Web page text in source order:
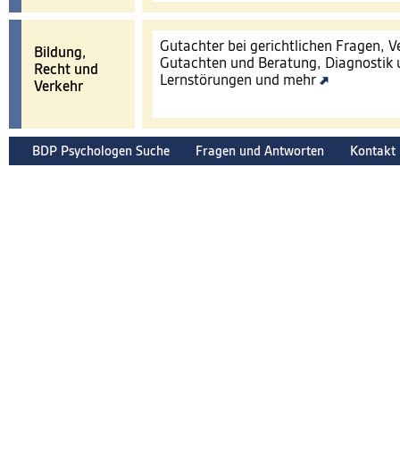
Bildung,
Recht und
Verkehr
Gutachter bei gerichtlichen Fragen,
Gutachten und Beratung, Diagnostik
Lernstörungen und mehr
BDP Psychologen Suche Fragen und Antworten Kontakt